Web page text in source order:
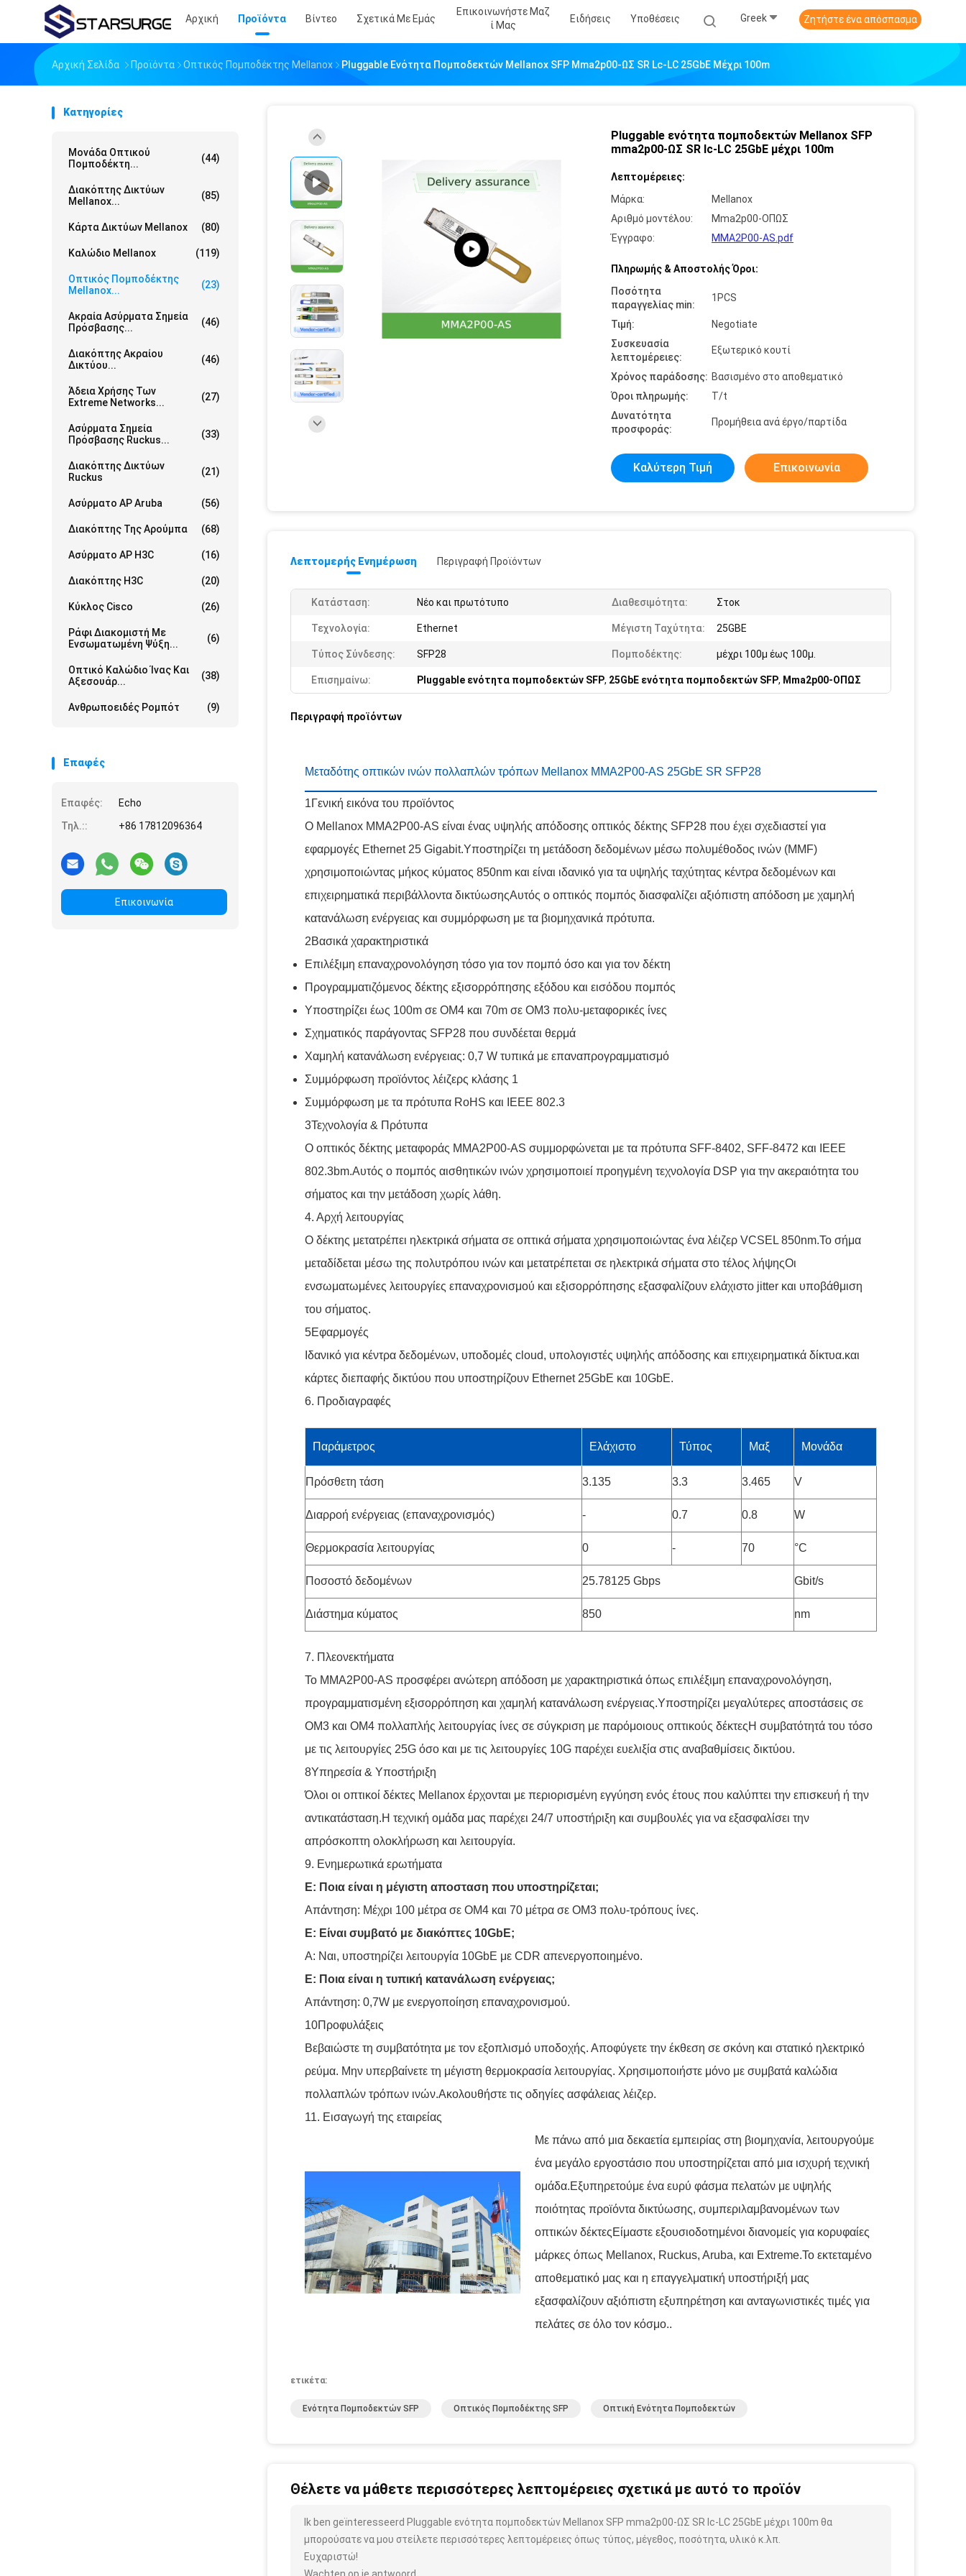
Αρχική Προϊόντα Βίντεο Σχετικά Με Εμάς
Επικοινωνήστε Μαζ
Ί Μας
Ειδήσεις Υποθέσεις Greek Ζητήστε ένα απόσπασμα
Αρχική Σελίδα Προϊόντα Οπτικός Πομποδέκτης Mellanox Pluggable Ενότητα Πομποδεκτών Mellanox SFP Mma2p00-ΩΣ SR Lc-LC 25GbE Μέχρι 100m
Κατηγορίες
Μονάδα Οπτικού
Πομποδέκτη...
(44)
Διακόπτης Δικτύων
Mellanox...
(85)
Κάρτα Δικτύων Mellanox (80)
Καλώδιο Mellanox (119)
Οπτικός Πομποδέκτης
Mellanox...
(23)
Ακραία Ασύρματα Σημεία
Πρόσβασης...
(46)
Διακόπτης Ακραίου
Δικτύου...
(46)
Άδεια Χρήσης Των
Extreme Networks...
(27)
Ασύρματα Σημεία
Πρόσβασης Ruckus...
(33)
Διακόπτης Δικτύων
Ruckus
(21)
Ασύρματο AP Aruba (56)
Διακόπτης Της Αρούμπα (68)
Ασύρματο AP H3C (16)
Διακόπτης H3C (20)
Κύκλος Cisco (26)
Ράφι Διακομιστή Με
Ενσωματωμένη Ψύξη...
(6)
Οπτικό Καλώδιο Ίνας Και
Αξεσουάρ...
(38)
Ανθρωποειδές Ρομπότ (9)
Επαφές
Επαφές:
Echo
Τηλ.::
+86 17812096364
Επικοινωνία
Pluggable ενότητα πομποδεκτών Mellanox SFP
mma2p00-ΩΣ SR lc-LC 25GbE μέχρι 100m
Λεπτομέρειες:
Μάρκα:
Mellanox
Αριθμό μοντέλου:
Mma2p00-ΟΠΩΣ
Έγγραφο:
MMA2P00-AS.pdf
Πληρωμής & Αποστολής Όροι:
Ποσότητα
παραγγελίας min:
1PCS
Τιμή:
Negotiate
Συσκευασία
λεπτομέρειες:
Εξωτερικό κουτί
Χρόνος παράδοσης: Βασισμένο στο αποθεματικό
Όροι πληρωμής:
T/t
Δυνατότητα
προσφοράς:
Προμήθεια ανά έργο/παρτίδα
Καλύτερη Τιμή Επικοινωνία
Λεπτομερής Ενημέρωση Περιγραφή Προϊόντων
Κατάσταση: Νέο και πρωτότυπο Διαθεσιμότητα: Στοκ
Τεχνολογία: Ethernet Μέγιστη Ταχύτητα: 25GBE
Τύπος Σύνδεσης: SFP28 Πομποδέκτης: μέχρι 100μ έως 100μ.
Επισημαίνω: Pluggable ενότητα πομποδεκτών SFP, 25GbE ενότητα πομποδεκτών SFP, Mma2p00-ΟΠΩΣ
Περιγραφή προϊόντων
Μεταδότης οπτικών ινών πολλαπλών τρόπων Mellanox MMA2P00-AS 25GbE SR SFP28
1Γενική εικόνα του προϊόντος
Ο Mellanox MMA2P00-AS είναι ένας υψηλής απόδοσης οπτικός δέκτης SFP28 που έχει σχεδιαστεί για
εφαρμογές Ethernet 25 Gigabit.Υποστηρίζει τη μετάδοση δεδομένων μέσω πολυμέθοδος ινών (MMF)
χρησιμοποιώντας μήκος κύματος 850nm και είναι ιδανικό για τα υψηλής ταχύτητας κέντρα δεδομένων και
επιχειρηματικά περιβάλλοντα δικτύωσηςΑυτός ο οπτικός πομπός διασφαλίζει αξιόπιστη απόδοση με χαμηλή
κατανάλωση ενέργειας και συμμόρφωση με τα βιομηχανικά πρότυπα.
2Βασικά χαρακτηριστικά
Επιλέξιμη επαναχρονολόγηση τόσο για τον πομπό όσο και για τον δέκτη
Προγραμματιζόμενος δέκτης εξισορρόπησης εξόδου και εισόδου πομπός
Υποστηρίζει έως 100m σε OM4 και 70m σε OM3 πολυ-μεταφορικές ίνες
Σχηματικός παράγοντας SFP28 που συνδέεται θερμά
Χαμηλή κατανάλωση ενέργειας: 0,7 W τυπικά με επαναπρογραμματισμό
Συμμόρφωση προϊόντος λέιζερς κλάσης 1
Συμμόρφωση με τα πρότυπα RoHS και IEEE 802.3
3Τεχνολογία & Πρότυπα
Ο οπτικός δέκτης μεταφοράς MMA2P00-AS συμμορφώνεται με τα πρότυπα SFF-8402, SFF-8472 και IEEE
802.3bm.Αυτός ο πομπός αισθητικών ινών χρησιμοποιεί προηγμένη τεχνολογία DSP για την ακεραιότητα του
σήματος και την μετάδοση χωρίς λάθη.
4. Αρχή λειτουργίας
Ο δέκτης μετατρέπει ηλεκτρικά σήματα σε οπτικά σήματα χρησιμοποιώντας ένα λέιζερ VCSEL 850nm.Το σήμα
μεταδίδεται μέσω της πολυτρόπου ινών και μετατρέπεται σε ηλεκτρικά σήματα στο τέλος λήψηςΟι
ενσωματωμένες λειτουργίες επαναχρονισμού και εξισορρόπησης εξασφαλίζουν ελάχιστο jitter και υποβάθμιση
του σήματος.
5Εφαρμογές
Ιδανικό για κέντρα δεδομένων, υποδομές cloud, υπολογιστές υψηλής απόδοσης και επιχειρηματικά δίκτυα.και
κάρτες διεπαφής δικτύου που υποστηρίζουν Ethernet 25GbE και 10GbE.
6. Προδιαγραφές
Παράμετρος Ελάχιστο Τύπος Μαξ Μονάδα
Πρόσθετη τάση 3.135 3.3 3.465 V
Διαρροή ενέργειας (επαναχρονισμός) - 0.7 0.8 W
Θερμοκρασία λειτουργίας 0 - 70 °C
Ποσοστό δεδομένων 25.78125 Gbps Gbit/s
Διάστημα κύματος 850 nm
7. Πλεονεκτήματα
Το MMA2P00-AS προσφέρει ανώτερη απόδοση με χαρακτηριστικά όπως επιλέξιμη επαναχρονολόγηση,
προγραμματισμένη εξισορρόπηση και χαμηλή κατανάλωση ενέργειας.Υποστηρίζει μεγαλύτερες αποστάσεις σε
OM3 και OM4 πολλαπλής λειτουργίας ίνες σε σύγκριση με παρόμοιους οπτικούς δέκτεςΗ συμβατότητά του τόσο
με τις λειτουργίες 25G όσο και με τις λειτουργίες 10G παρέχει ευελιξία στις αναβαθμίσεις δικτύου.
8Υπηρεσία & Υποστήριξη
Όλοι οι οπτικοί δέκτες Mellanox έρχονται με περιορισμένη εγγύηση ενός έτους που καλύπτει την επισκευή ή την
αντικατάσταση.Η τεχνική ομάδα μας παρέχει 24/7 υποστήριξη και συμβουλές για να εξασφαλίσει την
απρόσκοπτη ολοκλήρωση και λειτουργία.
9. Ενημερωτικά ερωτήματα
Ε: Ποια είναι η μέγιστη αποσταση που υποστηρίζεται;
Απάντηση: Μέχρι 100 μέτρα σε OM4 και 70 μέτρα σε OM3 πολυ-τρόπους ίνες.
Ε: Είναι συμβατό με διακόπτες 10GbE;
Α: Ναι, υποστηρίζει λειτουργία 10GbE με CDR απενεργοποιημένο.
Ε: Ποια είναι η τυπική κατανάλωση ενέργειας;
Απάντηση: 0,7W με ενεργοποίηση επαναχρονισμού.
10Προφυλάξεις
Βεβαιώστε τη συμβατότητα με τον εξοπλισμό υποδοχής. Αποφύγετε την έκθεση σε σκόνη και στατικό ηλεκτρικό
ρεύμα. Μην υπερβαίνετε τη μέγιστη θερμοκρασία λειτουργίας. Χρησιμοποιήστε μόνο με συμβατά καλώδια
πολλαπλών τρόπων ινών.Ακολουθήστε τις οδηγίες ασφάλειας λέιζερ.
11. Εισαγωγή της εταιρείας
Με πάνω από μια δεκαετία εμπειρίας στη βιομηχανία, λειτουργούμε
ένα μεγάλο εργοστάσιο που υποστηρίζεται από μια ισχυρή τεχνική
ομάδα.Εξυπηρετούμε ένα ευρύ φάσμα πελατών με υψηλής
ποιότητας προϊόντα δικτύωσης, συμπεριλαμβανομένων των
οπτικών δέκτεςΕίμαστε εξουσιοδοτημένοι διανομείς για κορυφαίες
μάρκες όπως Mellanox, Ruckus, Aruba, και Extreme.Το εκτεταμένο
αποθεματικό μας και η επαγγελματική υποστήριξή μας
εξασφαλίζουν αξιόπιστη εξυπηρέτηση και ανταγωνιστικές τιμές για
πελάτες σε όλο τον κόσμο..
ετικέτα:
Ενότητα Πομποδεκτών SFP Οπτικός Πομποδέκτης SFP Οπτική Ενότητα Πομποδεκτών
Θέλετε να μάθετε περισσότερες λεπτομέρειες σχετικά με αυτό το προϊόν
Ik ben geïnteresseerd Pluggable ενότητα πομποδεκτών Mellanox SFP mma2p00-ΩΣ SR lc-LC 25GbE μέχρι 100m θα
μπορούσατε να μου στείλετε περισσότερες λεπτομέρειες όπως τύπος, μέγεθος, ποσότητα, υλικό κ.λπ.
Ευχαριστώ!